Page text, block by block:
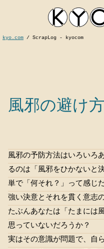
kyo.com / ScrapLog - kyocom
風邪の避け方
風邪の予防方法はいろいろ
るのは「風邪をひかないと
単で「何それ？」って感じ
強い決意とそれを貫く意志
たぶんあなたは「たまには
思っていないだろうか？
実はその意識が問題で、自